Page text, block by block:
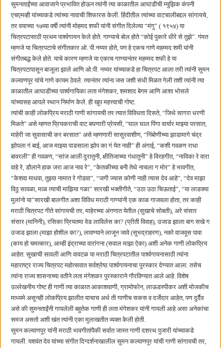
सुमनताईंच्या आवाजाने प्रभावित होऊन त्यांनी त्या काळातील आघाडीची म्युझिक कंपनी
एचएमव्ही यांच्याकडे त्यांच्या नावाची शिफारस केली. हिंदीतील त्यांच्या वाटचालीबद्दल सांगायचे,
तर वयाच्या १७व्या वर्षी त्यांनी मोहमद शफी यांनी संगीत दिलेल्या “मंगु” ( १९५४) या
चित्रपटासाठी प्रथम पार्श्वगायन केले होते. गाण्याचे बोल होते “कोई पुकारे धीरे से तुझे”. गंमत
म्हणजे या चित्रपटाचे संगीतकार ओ. पी.नय्यर होते, पण हे एकच गाणे महम्मद शमी यांनी
संगीतबद्ध केले होते. याचे कारण म्हणजे या एकाच गाण्यानंतर महम्मद शफी हे या
चित्रपटापासून बाजूला झाले आणि ओ.पी. नय्यर यांच्याकडे हा चित्रपट आला तरी त्यांनी सुमन
कल्याणपूर यांचे गाणे कायम ठेवले. त्यानंतर त्यांना जस जशी संधी मिळत गेली तशी त्यांनी त्या
काळातील आघाडीच्या पार्श्वगायिका लता मंगेशकर, शमशाद बेगम आणि आशा भोसले
यांच्यासह आपले स्थान निर्माण केले. ही खूप महत्त्वाची गोष्ट.
त्यांची काही लोकप्रिय मराठी गाणी सांगायची तर त्यात विविधता दिसते, “जिथे सागरा धरणी
मिळते” असे म्हणत प्रियकराची वाट बघणारी प्रेयसी, “घाल घाल पिंगा वार्यार माझ्या परसात,
माहेरी जा सुवासाची कर बरसात” असे म्हणणारी सासुरवाशीण, “निंबोणीच्या झाडामागे चंद्र
झोपला गं बाई, आज माझ्या पाडसाला झोप का गं येत नाही” ही अंगाई, “कशी गवळण राधा
बावरली” ही गवळण, “सांज आली दुरातुनी, क्षीतिजाच्या गंधातुनी” हे विरहगीत, “नाविका रे वारा
वाहे रे, डौलाने हाक जरा आज नाव रे”, “केतकीच्या बनी तेथे नाचला ग मोर” हे भावगीत,
“केशवा माधवा, तुझ्या नामात रे गोडवा”, “जगी ज्यास कोणी नाही त्यास देव आहे”, “देव माझा
विठु सावळा, माळ त्याची माझिया गळा” सारखी भक्तीगीते, “उठा उठा चिऊताई”, “या लाडक्या
मुलांनो या”सारखी बालगीत अशा विविध मराठी गाण्यांनी एक काळ गाजवला होता, तर काही
मराठी चित्रपट गीते सांगायची तर, माहेरच्या अंगणात येतील (सुखाचे सोबती), अरे संसार
संसार (मानिनी), रसिका प्रियतमा वेड लाविलेस का? (प्रीती विवाह), उजाड झाला बाग सखे ग
उजाड झाला (माझा होशील का?), लावण्याने लाजून जावे (सुभद्राहरण), नको वाजवूस पावा
(काय हो चमत्कार), आम्ही इंद्राच्या वारांगना (सवाल माझा ऐका) अशी अनेक गाणी लोकप्रिय
आहेत. सुखाची सावली आणि वावटळ या मराठी चित्रपटातील पार्श्वगायनासाठी त्यांना
महाराष्ट्र राज्य चित्रपट महोत्सवात सर्वश्रेष्ठ पार्श्वगायनाचा पुरस्कार देण्यात आला. तसेच
त्यांना राज्य शासनाच्या वतीने लता मंगेशकर पुरस्काराने गौरविण्यात आले आहे. विशेष
उल्लेखनीय गोष्ट ही गाणी त्या काळात आकाशवाणी, ग्रामोफोन, लाऊडस्पीकर अशी मोजकीच
माध्यमे असूनही लोकप्रिय झालीत याचाच अर्थ ती गाणीच सकस व दर्जेदार आहेत, पण दुर्दैव
असे की सुमनताईंनी गायलेली बहुतेक गाणी ही लता मंगेशकर यांनी गायली आहे असा अनेकांचा
समज असतो अशी खंत त्यांनी एका मुलाखतीत व्यक्त केली होती.
सुमन कल्याणपूर यांनी मराठी भावगीतांपैकी सर्वात जास्त गाणी दशरथ पुजारी यांच्याकडे
गायली. यशवंत देव यांच्या संगीत दिग्दर्शनाखालील सुमन कल्याणपूर यांची गाणी सांगायची तर,